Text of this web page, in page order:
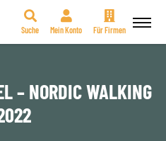
Suche Mein Konto Für Firmen
– NORDIC WALKING